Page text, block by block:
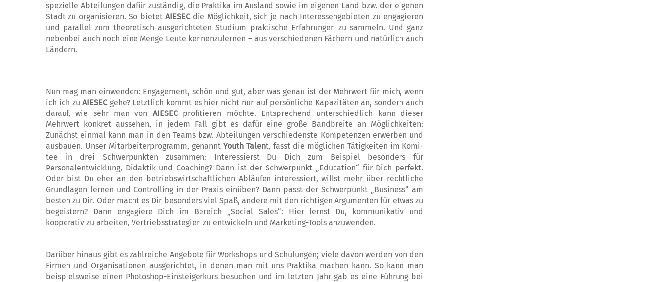
spezielle Abteilungen dafür zu­stän­dig, die Praktika im Ausland sowie im eigen­en Land bzw. der eigenen
Stadt zu organisier­en. So bietet AIESECdie Möglichkeit, sich je nach Interessengebieten zu engagieren
und parallel zum theoretisch ausgerichteten Stu­di­um praktische Erfahrungen zu sammeln. Und ganz
nebenbei auch noch eine Menge Leute ken­nenzulernen – aus verschiedenen Fächern und natürlich auch
Ländern.
Nun mag man einwenden: Engagement, schön und gut, aber was genau ist der Mehr­wert für mich, wenn
ich ich zuAIESECgehe? Letztlich kommt es hier nicht nur auf persönliche Kapazitäten an, sondern auch
da­rauf, wie sehr man von AIESECprofitieren möchte. Entsprechend unterschiedlich kann dieser
Mehrwert konkret aussehen, in jedem Fall gibt es dafür eine große Bandbreite an Mög­lichkeiten:
Zunächst einmal kann man in den Teams bzw. Abteilungen verschiedenste Kompetenzen erwerben und
ausbauen. Unser Mitarbeiterprogramm, genanntYouth Ta­lent, fasst die möglichen Tätigkeiten im Ko­mi­
tee in drei Schwerpunkten zusammen: In­te­ressierst Du Dich zum Beispiel besonders für
Personalentwicklung, Didaktik und Coa­ch­ing? Dann ist der Schwerpunkt „Edu­ca­tion“ für Dich perfekt.
Oder bist Du eher an den betriebswirtschaftlichen Abläufen inte­res­siert, willst mehr über rechtliche
Grund­lagen lernen und Controlling in der Praxis ein­üben? Dann passt der Schwerpunkt „Bu­si­ness“ am
besten zu Dir. Oder macht es Dir be­sonders viel Spaß, andere mit den richtigen Argumenten für etwas zu
begeistern? Dann engagiere Dich im Bereich „Social Sales“: Hier lernst Du, kommunikativ und
kooperativ zu arbeiten, Vertriebsstrategien zu entwickeln und Marketing-Tools anzuwenden.
Darüber hinaus gibt es zahlreiche Angebote für Workshops und Schulungen; viele davon werden von den
Firmen und Organisationen ausgerichtet, in denen man mit uns Praktika machen kann. So kann man
beispielsweise ei­nen Photoshop-Einsteigerkurs besuchen und im letzten Jahr gab es eine Führung bei